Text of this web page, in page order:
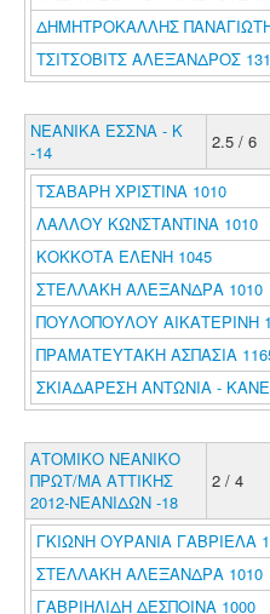
ΔΗΜΗΤΡΟΚΑΛΛΗΣ
ΤΣΙΤΣΟΒΙΤΣ ΑΛΕΞΑΝΔΡΟΣ
ΝΕΑΝΙΚΑ ΕΣΣΝΑ - Κ
-14
2.5 / 6
ΤΣΑΒΑΡΗ ΧΡΙΣΤΙΝΑ 1010
ΛΑΛΛΟΥ ΚΩΝΣΤΑΝΤΙΝΑ 1010
ΚΟΚΚΟΤΑ ΕΛΕΝΗ 1045
ΣΤΕΛΛΑΚΗ ΑΛΕΞΑΝΔΡΑ 1010
ΠΟΥΛΟΠΟΥΛΟΥ ΑΙΚΑΤΕΡΙΝΗ
ΠΡΑΜΑΤΕΥΤΑΚΗ ΑΣΠΑΣΙΑ
ΣΚΙΑΔΑΡΕΣΗ ΑΝΤΩΝΙΑ -
ΑΤΟΜΙΚΟ ΝΕΑΝΙΚΟ
ΠΡΩΤ/ΜΑ ΑΤΤΙΚΗΣ
2012-ΝΕΑΝΙΔΩΝ -18
2 / 4
ΓΚΙΩΝΗ ΟΥΡΑΝΙΑ ΓΑΒΡΙΕΛΑ
ΣΤΕΛΛΑΚΗ ΑΛΕΞΑΝΔΡΑ 1010
ΓΑΒΡΙΗΛΙΔΗ ΔΕΣΠΟΙΝΑ 1000